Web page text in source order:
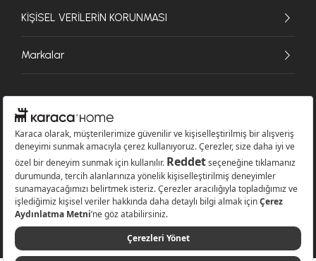
KİŞİSEL VERİLERİN KORUNMASI
Markalar
© 2026 Karaca Home Collection Tekstil Sanayi ve Ticaret A.Ş. - Tüm hakları
saklıdır.